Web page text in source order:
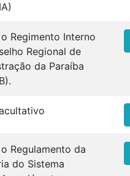
Regimento Interno
Regional de
da Paraíba
Regulamento da
do Sistema